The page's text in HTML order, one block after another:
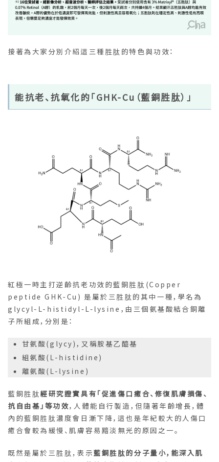
接著為大家分別介紹這三種胜肽的特色與功效：
能抗老、抗氧化的「GHK-Cu（藍銅胜肽）」
紅極一時主打逆齡抗老功效的藍銅胜肽(Copper
peptide GHK-Cu) 是屬於三胜肽的其中一種，學名為
glycyl-L-histidyl-L-lysine，由三個氨基酸結合銅離
子所組成，分別是：
甘氨酸(glycy)，又稱胺基乙醯基
組氨酸(L-histidine)
離氨酸(L-lysine)
藍銅胜肽經研究證實具有「促進傷口癒合、修復肌膚損傷、
抗自由基」等功效，人體能自行製造，但隨著年齡增長，體
內的藍銅胜肽濃度會日漸下降，這也是年紀較大的人傷口
癒合會較為緩慢、肌膚容易黯淡無光的原因之一。
既然是屬於三胜肽，表示藍銅胜肽的分子量小，能深入肌